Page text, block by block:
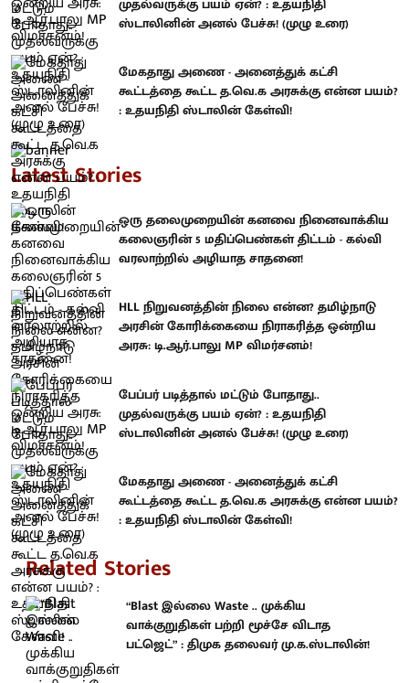
ஸ்டாலினின் அனல் பேச்சு! (முழு உரை)
மேகதாது அணை - அனைத்துக் கட்சி
கூட்டத்தை கூட்ட த.வெ.க அரசுக்கு என்ன பயம்?
: உதயநிதி ஸ்டாலின் கேள்வி!
Latest Stories
ஒரு தலைமுறையின் கனவை நினைவாக்கிய
கலைஞரின் 5 மதிப்பெண்கள் திட்டம் - கல்வி
வரலாற்றில் அழியாத சாதனை!
HLL நிறுவனத்தின் நிலை என்ன? தமிழ்நாடு
அரசின் கோரிக்கையை நிராகரித்த ஒன்றிய
அரசு: டி.ஆர்.பாலு MP விமர்சனம்!
பேப்பர் படித்தால் மட்டும் போதாது..
முதல்வருக்கு பயம் ஏன்? : உதயநிதி
ஸ்டாலினின் அனல் பேச்சு! (முழு உரை)
மேகதாது அணை - அனைத்துக் கட்சி
கூட்டத்தை கூட்ட த.வெ.க அரசுக்கு என்ன பயம்?
: உதயநிதி ஸ்டாலின் கேள்வி!
Related Stories
“Blast இல்லை Waste .. முக்கிய
வாக்குறுதிகள் பற்றி மூச்சே விடாத
பட்ஜெட்” : திமுக தலைவர் மு.க.ஸ்டாலின்!